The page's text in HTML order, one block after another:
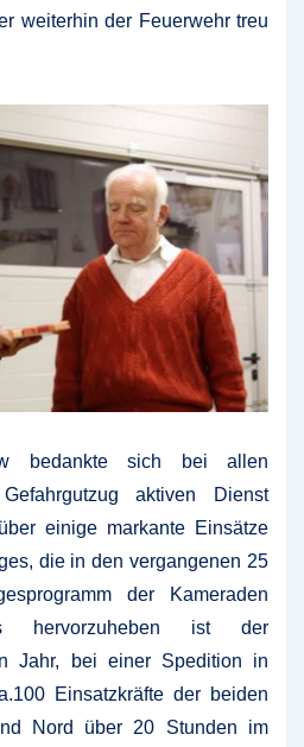
weiterhin der Feuerwehr treu
bedankte sich bei allen
aktiven Dienst
einige markante Einsätze
die in den vergangenen 25
der Kameraden
hervorzuheben ist der
Jahr, bei einer Spedition in
Einsatzkräfte der beiden
Nord über 20 Stunden im